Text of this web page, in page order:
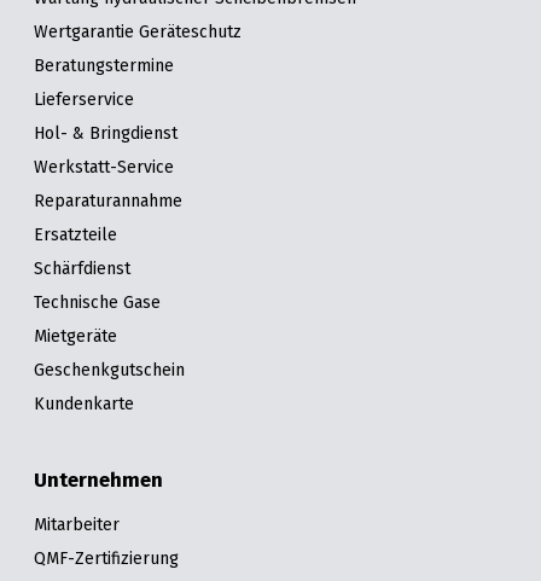
Wertgarantie Geräteschutz
Beratungstermine
Lieferservice
Hol- & Bringdienst
Werkstatt-Service
Reparaturannahme
Ersatzteile
Schärfdienst
Technische Gase
Mietgeräte
Geschenkgutschein
Kundenkarte
Unternehmen
Mitarbeiter
QMF-Zertifizierung